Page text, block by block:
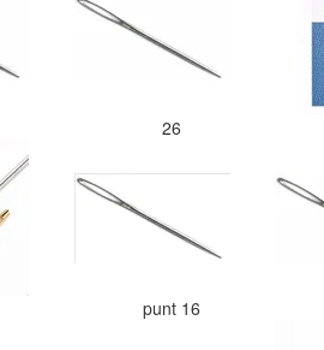
26
punt 16